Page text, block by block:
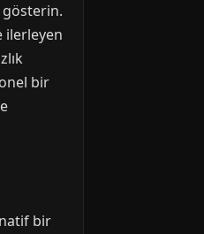
gösterin.
ilerleyen
bir
bir